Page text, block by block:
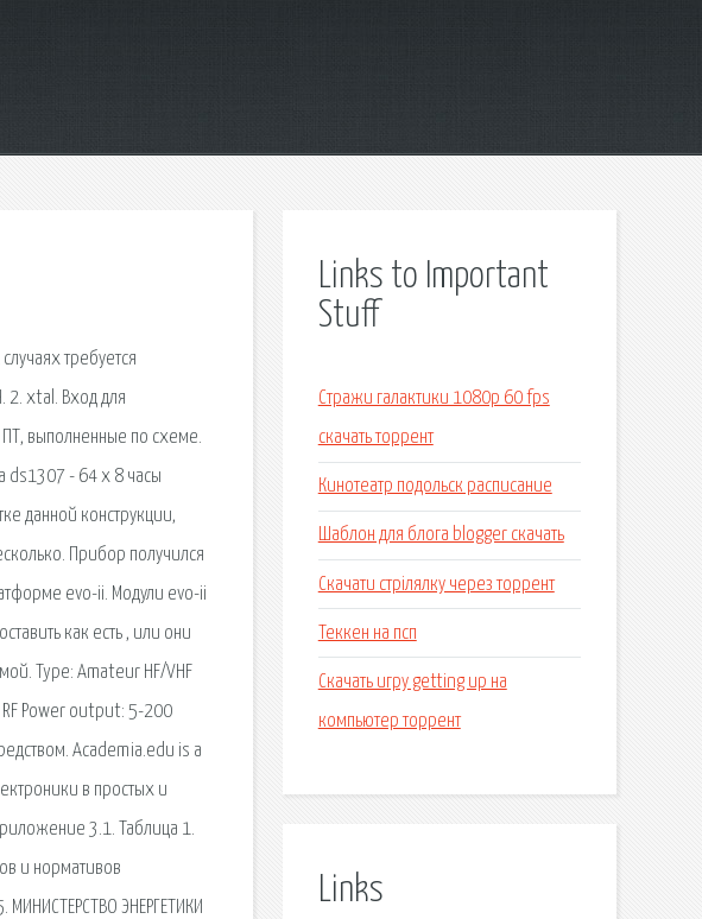
требуется
2. xtal. Вход для
выполненные по схеме.
ds1307 - 64 x 8 часы
данной конструкции,
Прибор получился
evo-ii. Модули evo-ii
как есть , или они
Type: Amateur HF/VHF
RF Power output: 5-200
Academia.edu is a
в простых и
3.1. Таблица 1.
и нормативов
ЭНЕРГЕТИКИ
Links to Important
Stuff
Стражи галактики 1080p 60 fps
скачать торрент
Кинотеатр подольск расписание
Шаблон для блога blogger скачать
Скачати стрілялку через торрент
Теккен на псп
Скачать игру getting up на
компьютер торрент
Links